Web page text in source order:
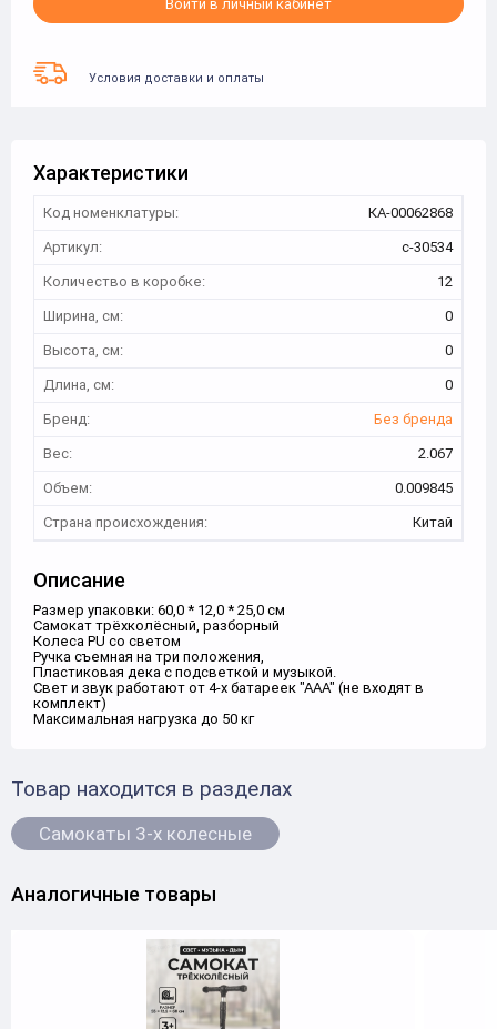
Условия доставки и оплаты
Характеристики
Код номенклатуры:
КА-00062868
Артикул:
с-30534
Количество в коробке:
12
Ширина, см:
0
Высота, см:
0
Длина, см:
0
Бренд:
Без бренда
Вес:
2.067
Объем:
0.009845
Страна происхождения:
Китай
Описание
Размер упаковки: 60,0 * 12,0 * 25,0 см
Самокат трёхколёсный, разборный
Колеса PU со светом
Ручка съемная на три положения,
Пластиковая дека с подсветкой и музыкой.
Свет и звук работают от 4-х батареек "ААА" (не входят в
комплект)
Максимальная нагрузка до 50 кг
Товар находится в разделах
Самокаты 3-х колесные
Аналогичные товары